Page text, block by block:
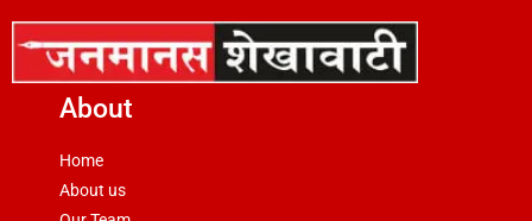
About
Home
About us